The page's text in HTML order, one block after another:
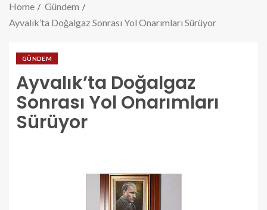
Home
Gündem
Ayvalık’ta Doğalgaz Sonrası Yol Onarımları Sürüyor
GÜNDEM
Ayvalık’ta Doğalgaz
Sonrası Yol Onarımları
Sürüyor